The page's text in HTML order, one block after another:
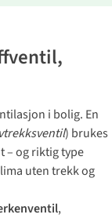
i bolig. En
) brukes
– og riktig type
uten trekk og
,